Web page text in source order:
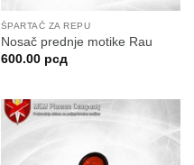
ŠPARTAČ ZA REPU
Nosač prednje motike Rau
600.00 рсд